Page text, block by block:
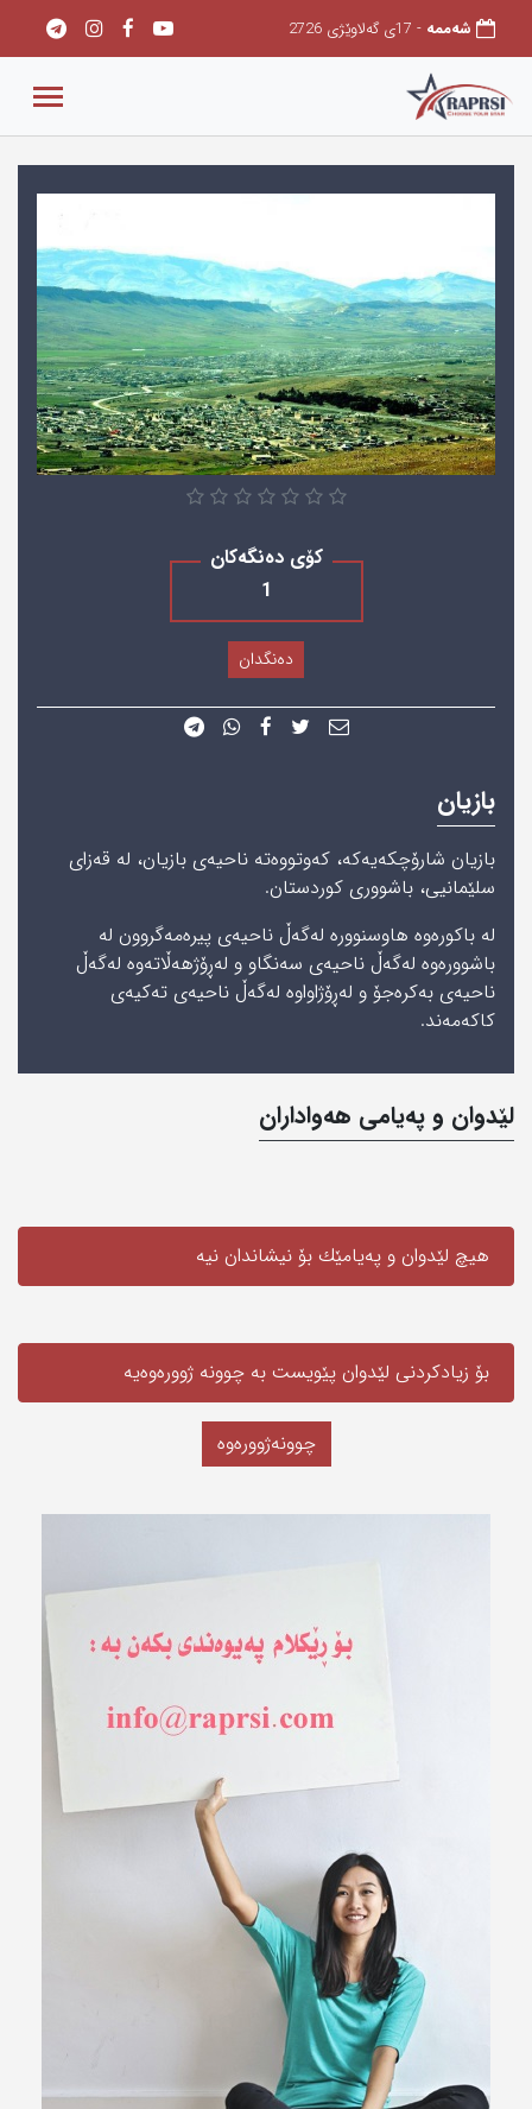
شەممه - 17ی گەلاوێژی 2726
کۆی دەنگەکان
1
دەنگدان
بازیان
بازیان شارۆچکەیەکە، کەوتووەتە ناحیەی بازیان، له‌ قەزای
سلێمانیی‌، باشووری کوردستان.
له‌ باکورەوە ھاوسنوورە لەگەڵ ناحیەی پیرەمەگروون لە
باشوورەوە لەگەڵ ناحیەی سەنگاو و لەڕۆژھەڵاتەوە لەگەڵ
ناحیەی بەکرەجۆ و لەڕۆژاواوە لەگەڵ ناحیەی تەکیەی
کاکەمەند.
لێدوان و په‌یامی‌ هه‌واداران
هیچ لێدوان و په‌یامێك بۆ نیشاندان نیه‌
بۆ زیادکردنی لێدوان پێویست به‌ چوونە ژوورەوەیه‌
چوونەژوورەوە